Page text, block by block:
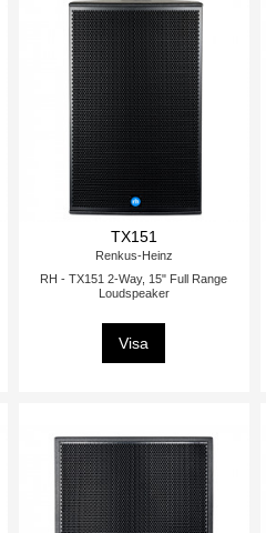
TX151
Renkus-Heinz
RH - TX151 2-Way, 15" Full Range
Loudspeaker
Visa